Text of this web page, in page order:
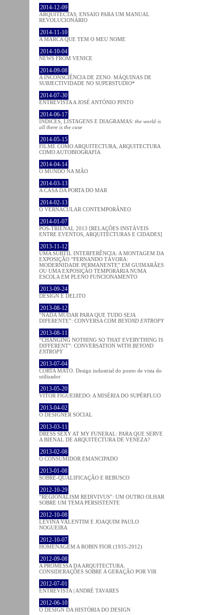
2014-12-09
ARQUITECTAS: ENSAIO PARA UM MANUAL
REVOLUCIONÁRIO
2014-11-10
A MARCA QUE TEM O MEU NOME
2014-10-04
NEWS FROM VENICE
2014-09-08
A INCONSCIÊNCIA DE ZENO. MÁQUINAS DE
SUBJECTIVIDADE NO SUPERSTUDIO*
2014-07-30
ENTREVISTA A JOSÉ ANTÓNIO PINTO
2014-06-17
ÍNDICES, LISTAGENS E DIAGRAMAS: the world is
all there is the case
2014-05-15
FILME COMO ARQUITECTURA, ARQUITECTURA
COMO AUTOBIOGRAFIA
2014-04-14
O MUNDO NA MÃO
2014-03-13
A CASA DA PORTA DO MAR
2014-02-13
O VERNACULAR CONTEMPORÂNEO
2014-01-07
PÓS-TRIENAL 2013 [RELAÇÕES INSTÁVEIS
ENTRE EVENTOS, ARQUITECTURAS E CIDADES]
2013-11-12
UMA SUBTIL INTERFERÊNCIA: A MONTAGEM DA
EXPOSIÇÃO “FERNANDO TÁVORA:
MODERNIDADE PERMANENTE” EM GUIMARÃES
OU UMA EXPOSIÇÃO TEMPORÁRIA NUMA
ESCOLA EM PLENO FUNCIONAMENTO
2013-09-24
DESIGN E DELITO
2013-08-12
“NADA MUDAR PARA QUE TUDO SEJA
DIFERENTE”: CONVERSA COM BEYOND ENTROPY
2013-08-11
“CHANGING NOTHING SO THAT EVERYTHING IS
DIFFERENT”: CONVERSATION WITH BEYOND
ENTROPY
2013-07-04
CORTA MATO. Design industrial do ponto de vista do
utilizador
2013-05-20
VÍTOR FIGUEIREDO: A MISÉRIA DO SUPÉRFLUO
2013-04-02
O DESIGNER SOCIAL
2013-03-11
DRESS SEXY AT MY FUNERAL: PARA QUE SERVE
A BIENAL DE ARQUITECTURA DE VENEZA?
2013-02-08
O CONSUMIDOR EMANCIPADO
2013-01-08
SOBRE-QUALIFICAÇÃO E REBUSCO
2012-10-29
“REGIONALISM REDIVIVUS”: UM OUTRO OLHAR
SOBRE UM TEMA PERSISTENTE
2012-10-08
LEVINA VALENTIM E JOAQUIM PAULO
NOGUEIRA
2012-10-07
HOMENAGEM A ROBIN FIOR (1935-2012)
2012-09-08
A PROMESSA DA ARQUITECTURA.
CONSIDERAÇÕES SOBRE A GERAÇÃO POR VIR
2012-07-01
ENTREVISTA | ANDRÉ TAVARES
2012-06-10
O DESIGN DA HISTÓRIA DO DESIGN